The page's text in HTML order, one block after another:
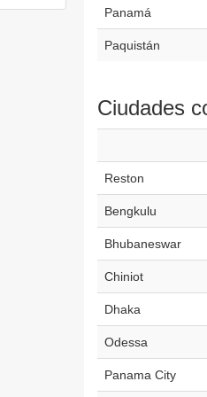
Panamá
Paquistán
Ciudades
Reston
Bengkulu
Bhubaneswar
Chiniot
Dhaka
Odessa
Panama City